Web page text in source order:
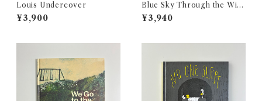
Louis Undercover
¥3,900
Blue Sky Through the Win
dow of a Moving Car
¥3,940